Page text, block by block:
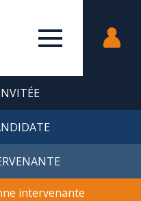
intervenante